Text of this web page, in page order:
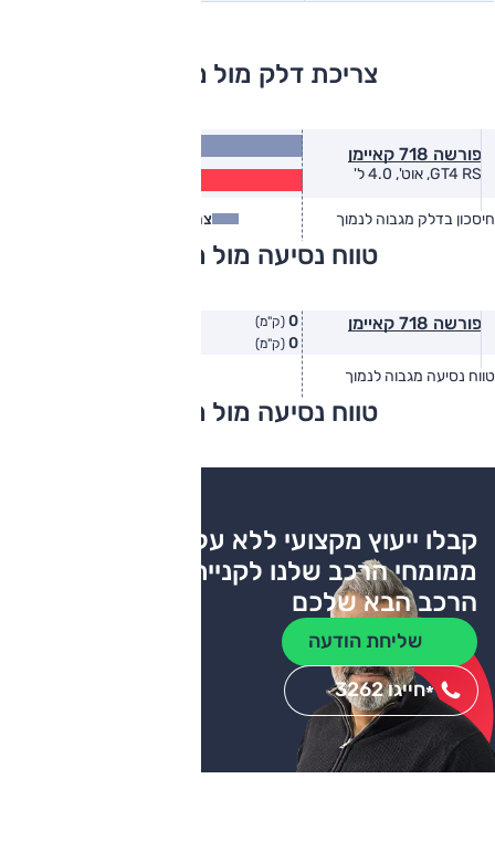
צריכת דלק מול מתחרים
פורשה 718 קאיימן
GT4 RS, אוט', 4.0 ל'
חיסכון בדלק מגבוה לנמוך צריכת דלק
טווח נסיעה מול מתחרים
פורשה 718 קאיימן 0 (ק"מ)
0 (ק"מ)
טווח נסיעה מגבוה לנמוך
טווח נסיעה מול מתחרים
קבלו ייעוץ מקצועי ללא עלות
ממומחי הרכב שלנו לקניית
הרכב הבא שלכם
שליחת הודעה
חייגו 3262*